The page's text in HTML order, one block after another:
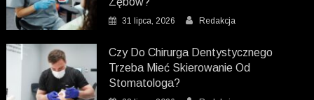
31 lipca, 2026 Redakcja
Czy Do Chirurga Dentystycznego
Trzeba Mieć Skierowanie Od
Stomatologa?